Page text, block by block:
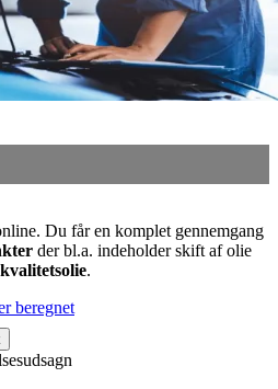
Du får en komplet gennemgang
der bl.a. indeholder skift af olie
.
beregnet